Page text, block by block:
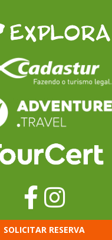
SOLICITAR RESERVA